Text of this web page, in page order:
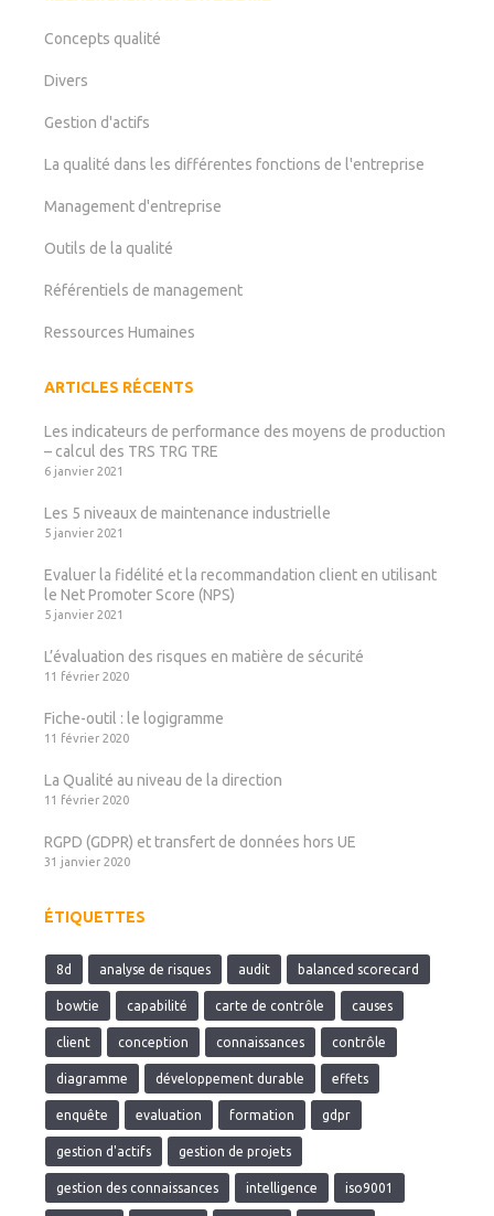
Concepts qualité
Divers
Gestion d'actifs
La qualité dans les différentes fonctions de l'entreprise
Management d'entreprise
Outils de la qualité
Référentiels de management
Ressources Humaines
ARTICLES RÉCENTS
Les indicateurs de performance des moyens de production
– calcul des TRS TRG TRE
6 janvier 2021
Les 5 niveaux de maintenance industrielle
5 janvier 2021
Evaluer la fidélité et la recommandation client en utilisant
le Net Promoter Score (NPS)
5 janvier 2021
L’évaluation des risques en matière de sécurité
11 février 2020
Fiche-outil : le logigramme
11 février 2020
La Qualité au niveau de la direction
11 février 2020
RGPD (GDPR) et transfert de données hors UE
31 janvier 2020
ÉTIQUETTES
8d analyse de risques audit balanced scorecard
bowtie capabilité carte de contrôle causes
client conception connaissances contrôle
diagramme développement durable effets
enquête evaluation formation gdpr
gestion d'actifs gestion de projets
gestion des connaissances intelligence iso9001